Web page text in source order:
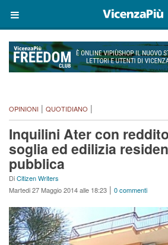
OPINIONI | QUOTIDIANO |
Inquilini Ater con
soglia ed edilizia
pubblica
DiCitizen Writers
Martedi 27 Maggio 2014 alle 18:23 | 0 commenti